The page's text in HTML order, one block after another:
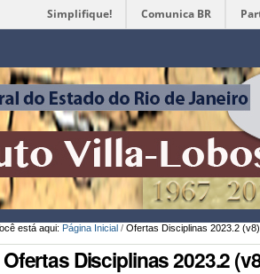
Simplifique! Comunica BR
está aqui: Página Inicial / Ofertas Disciplinas 2023.2 (v8)
Ofertas Disciplinas 2023.2